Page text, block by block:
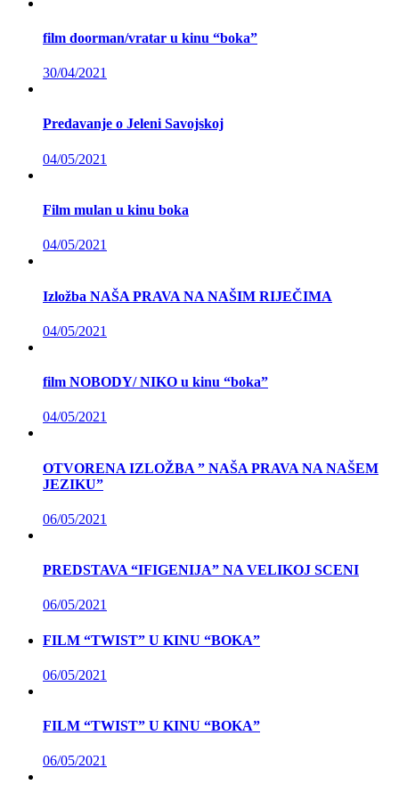
film doorman/vratar u kinu “boka”
30/04/2021
Predavanje o Jeleni Savojskoj
04/05/2021
Film mulan u kinu boka
04/05/2021
Izložba NAŠA PRAVA NA NAŠIM RIJEČIMA
04/05/2021
film NOBODY/ NIKO u kinu “boka”
04/05/2021
OTVORENA IZLOŽBA ” NAŠA PRAVA NA NAŠEM
JEZIKU”
06/05/2021
PREDSTAVA “IFIGENIJA” NA VELIKOJ SCENI
06/05/2021
FILM “TWIST” U KINU “BOKA”
06/05/2021
FILM “TWIST” U KINU “BOKA”
06/05/2021